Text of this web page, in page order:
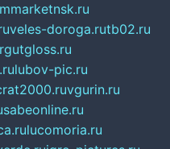
veles-doroga.rutb02.ru
lubov-pic.ru
vgurin.ru
sabeonline.ru
lucomoria.ru